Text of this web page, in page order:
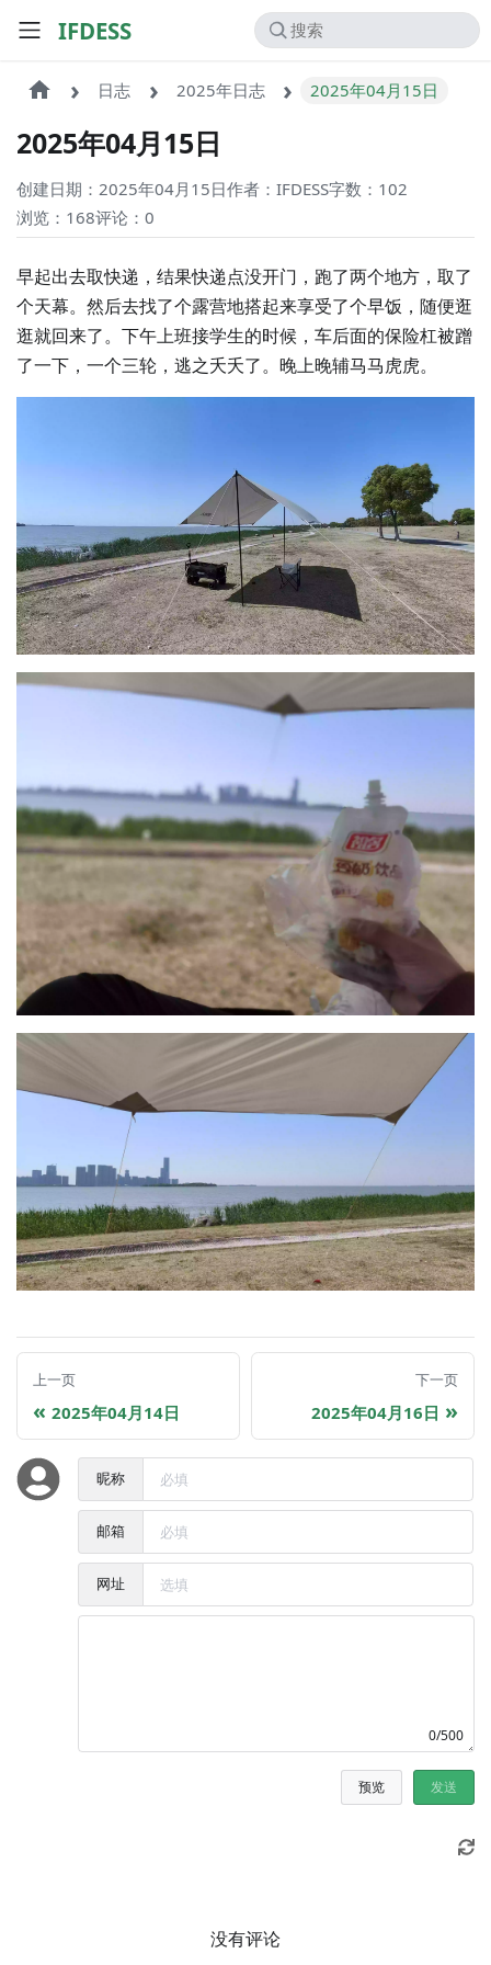
IFDESS
日志 2025年日志 2025年04月15日
2025年04月15日
创建日期：2025年04月15日作者：IFDESS字数：102
浏览：168评论：0
早起出去取快递，结果快递点没开门，跑了两个地方，取了
个天幕。然后去找了个露营地搭起来享受了个早饭，随便逛
逛就回来了。下午上班接学生的时候，车后面的保险杠被蹭
了一下，一个三轮，逃之夭夭了。晚上晚辅马马虎虎。
上一页
2025年04月14日
下一页
2025年04月16日
昵称
邮箱
网址
0/500
预览 发送
没有评论